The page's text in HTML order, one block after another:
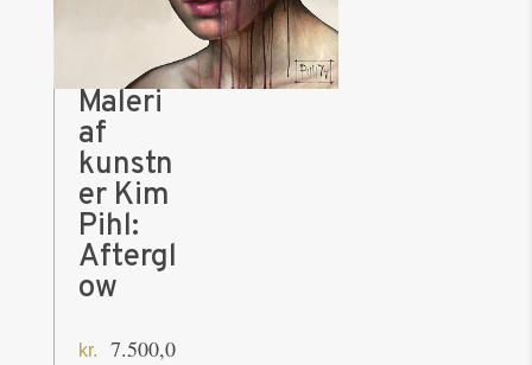
Maleri
af
kunstn
er Kim
Pihl:
Aftergl
ow
kr.
7.500,0